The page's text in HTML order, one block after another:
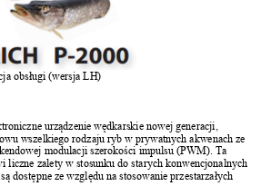
obsługi (wersja LH)
urządzenie wędkarskie nowej generacji,
wszelkiego rodzaju ryb w prywatnych akwenach ze
modulacji szerokości impulsu (PWM). Ta
liczne zalety w stosunku do starych konwencjonalnych
są dostępne ze względu na stosowanie przestarzałych